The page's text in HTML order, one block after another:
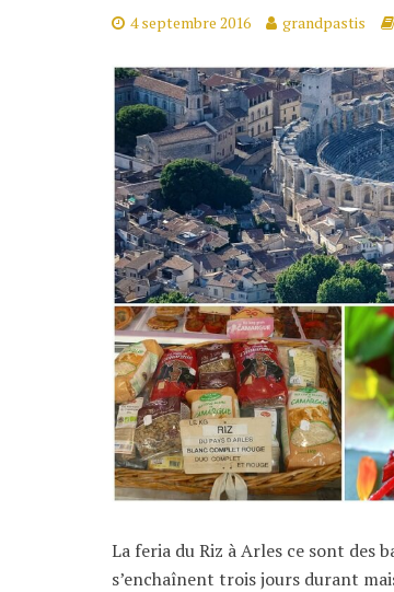
4 septembre 2016 grandpastis
La feria du Riz à Arles ce sont des
s’enchaînent trois jours durant